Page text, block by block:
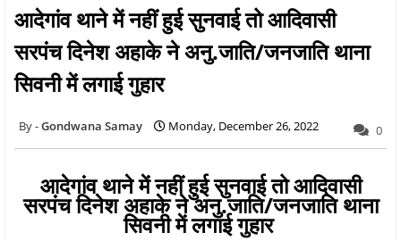
आदेगांव थाने में नहीं हुई सुनवाई तो आदिवासी
सरपंच दिनेश अहाके ने अनु.जाति/जनजाति थाना
सिवनी में लगाई गुहार
Gondwana Samay Monday, December 26, 2022 0
आदेगांव थाने में नहीं हुई सुनवाई तो आदिवासी
सरपंच दिनेश अहाके ने अनु.जाति/जनजाति थाना
सिवनी में लगाई गुहार